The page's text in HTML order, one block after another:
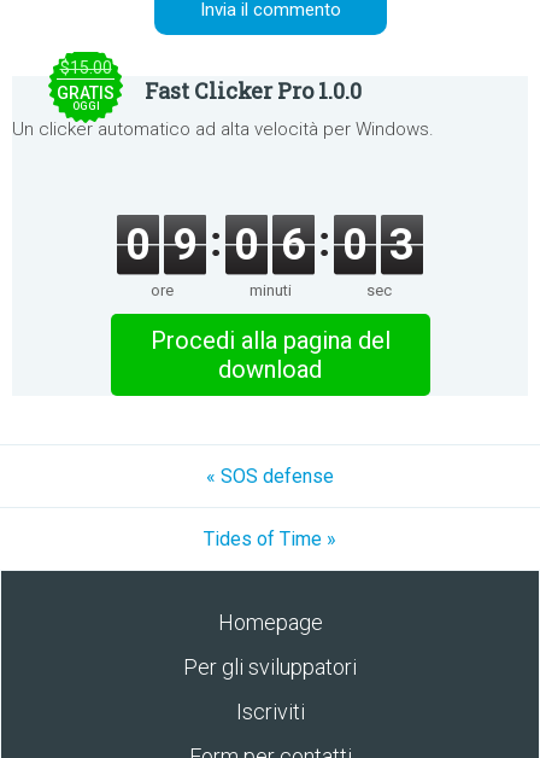
$15.00
GRATIS
OGGI
Fast Clicker Pro 1.0.0
Un clicker automatico ad alta velocità per Windows.
0 9
ore
0 6
minuti
0 3
sec
Procedi alla pagina del
download
« SOS defense
Tides of Time »
Homepage
Per gli sviluppatori
Iscriviti